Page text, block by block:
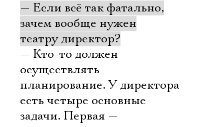
— Если всё так фатально,
зачем вообще нужен
театру директор?
— Кто-то должен
осуществлять
планирование. У директора
есть четыре основные
задачи. Первая —